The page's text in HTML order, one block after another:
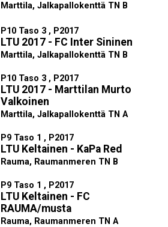
Marttila, Jalkapallokenttä TN B
P10 Taso 3 , P2017
LTU 2017 - FC Inter Sininen
Marttila, Jalkapallokenttä TN B
P10 Taso 3 , P2017
LTU 2017 - Marttilan Murto
Valkoinen
Marttila, Jalkapallokenttä TN A
P9 Taso 1 , P2017
LTU Keltainen - KaPa Red
Rauma, Raumanmeren TN B
P9 Taso 1 , P2017
LTU Keltainen - FC
RAUMA/musta
Rauma, Raumanmeren TN A